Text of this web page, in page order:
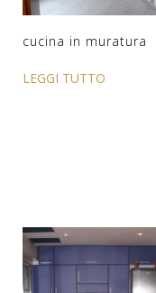
cucina in muratura
LEGGI TUTTO